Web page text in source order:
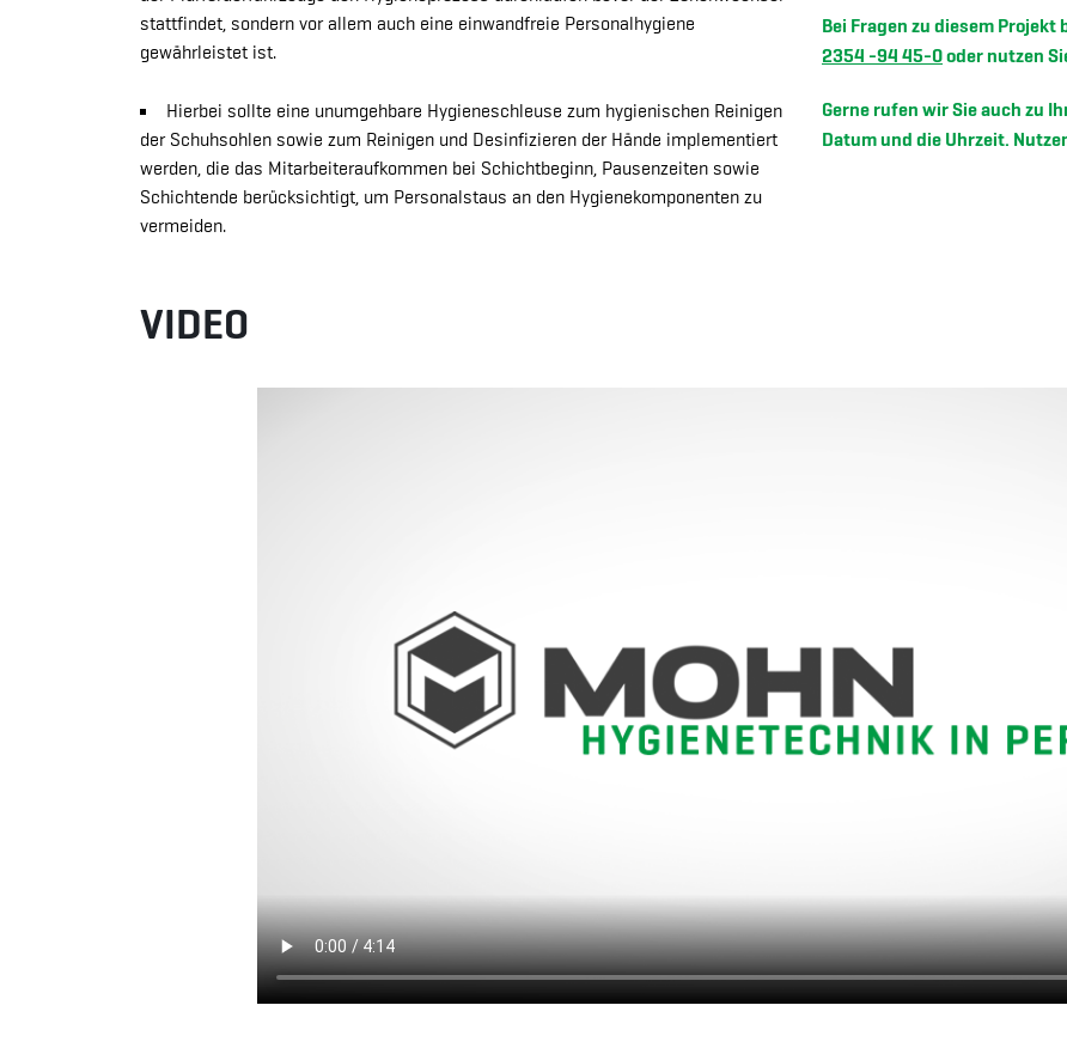
stattfindet, sondern vor allem auch eine einwandfreie Personalhygiene
gewährleistet ist.
Hierbei sollte eine unumgehbare Hygieneschleuse zum hygienischen Reinigen
der Schuhsohlen sowie zum Reinigen und Desinfizieren der Hände implementiert
werden, die das Mitarbeiteraufkommen bei Schichtbeginn, Pausenzeiten sowie
Schichtende berücksichtigt, um Personalstaus an den Hygienekomponenten zu
vermeiden.
Bei Fragen zu diesem
2354 -94 45-0oder nutzen
Gerne rufen wir Sie auch zu
Datum und die Uhrzeit.
VIDEO